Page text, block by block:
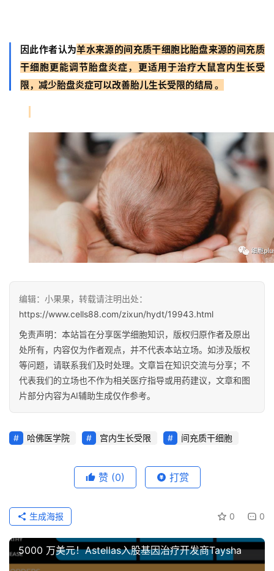
讯
展
活
动
关
于
登录 注册
因此作者认为羊水来源的间充质干细胞比胎盘来源的间充质
干细胞更能调节胎盘炎症，更适用于治疗大鼠宫内生长受
限，减少胎盘炎症可以改善胎儿生长受限的结局 。
编辑：小果果，转载请注明出处：
https://www.cells88.com/zixun/hydt/19943.html
免责声明：本站旨在分享医学细胞知识，版权归原作者及原出
处所有，内容仅为作者观点，并不代表本站立场。如涉及版权
等问题，请联系我们及时处理。文章旨在知识交流与分享；不
代表我们的立场也不作为相关医疗指导或用药建议，文章和图
片部分内容为AI辅助生成仅作参考。
哈佛医学院 宫内生长受限 间充质干细胞
赞 (0) 打赏
0 0
生成海报
5000 万美元！Astellas入股基因治疗开发商Taysha